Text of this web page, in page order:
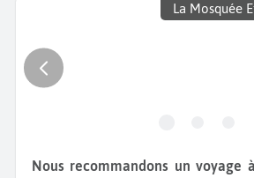
La Mosquée
Nous recommandons un voyage à Tirana pour ces